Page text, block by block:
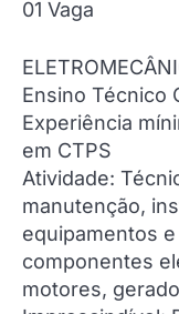
01 Vaga
Ensino Técnico
Experiência
em CTPS
Atividade:
manutenção,
equipamentos
componentes
motores,